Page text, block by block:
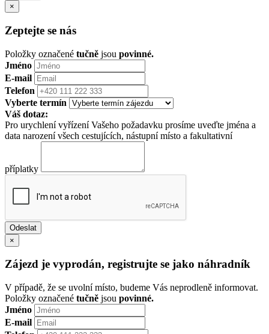
×
Zeptejte se nás
Položky označené tučně jsou povinné.
Jméno
E-mail
Telefon
Vyberte termín
Váš dotaz:
Pro urychlení vyřízení Vašeho požadavku prosíme uveďte jména a
data narození všech cestujících, nástupní místo a fakultativní
příplatky
×
Zájezd je vyprodán, registrujte se jako náhradník
V případě, že se uvolní místo, budeme Vás neprodleně informovat.
Položky označené tučně jsou povinné.
Jméno
E-mail